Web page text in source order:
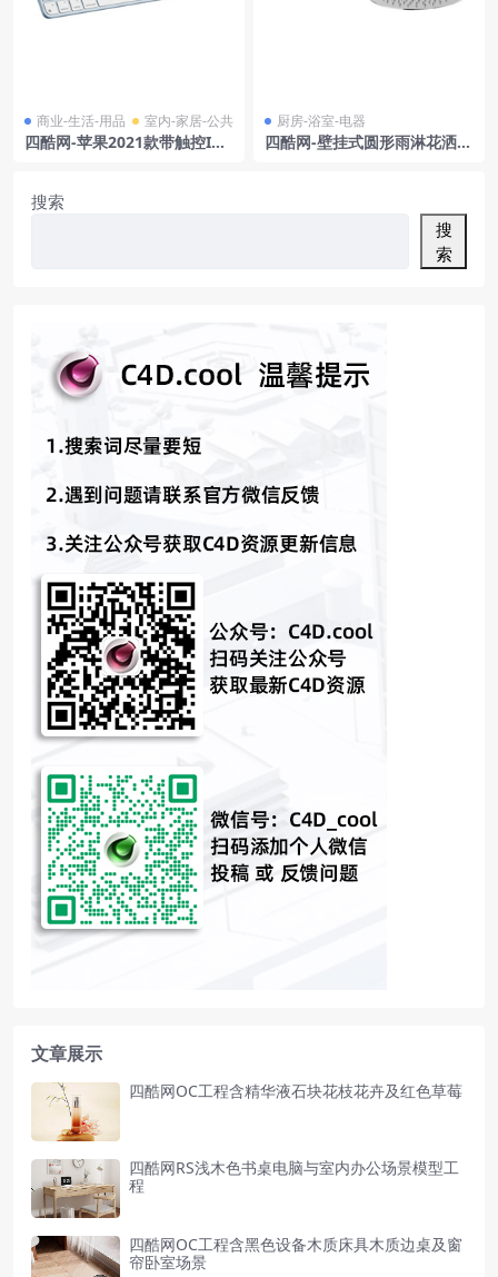
商业-生活-用品 室内-家居-公共
四酷网-苹果2021款带触控ID
厨房-浴室-电器
四酷网-壁挂式圆形雨淋花洒头
搜索
搜
索
文章展示
四酷网OC工程含精华液石块花枝花卉及红色草莓
四酷网RS浅木色书桌电脑与室内办公场景模型工
程
四酷网OC工程含黑色设备木质床具木质边桌及窗
帘卧室场景